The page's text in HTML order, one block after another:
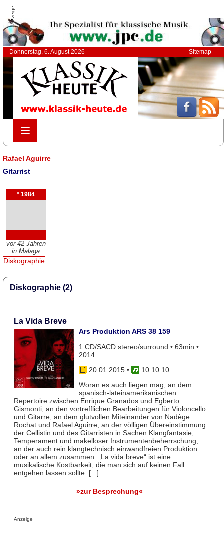
Anzeige
Donnerstag, 6. August 2026 Sitemap
≡
≡
Rafael Aguirre
Gitarrist
* 1984
vor 42 Jahren
in Malaga
Diskographie
Diskographie (2)
La Vida Breve
Ars Produktion ARS 38 159
1 CD/SACD stereo/surround • 63min •
2014
20.01.2015•
10 10 10
Woran es auch liegen mag, an dem
spanisch-lateinamerikanischen
Repertoire zwischen Enrique Granados und Egberto
Gismonti, an den vortrefflichen Bearbeitungen für Violoncello
und Gitarre, an dem glutvollen Miteinander von Nadège
Rochat und Rafael Aguirre, an der völligen Übereinstimmung
der Cellistin und des Gitarristen in Sachen Klangfantasie,
Temperament und makelloser Instrumentenbeherrschung,
an der auch rein klangtechnisch einwandfreien Produktion
oder an allem zusammen: „La vida breve“ ist eine
musikalische Kostbarkeit, die man sich auf keinen Fall
entgehen lassen sollte. [...]
»zur Besprechung«
Anzeige